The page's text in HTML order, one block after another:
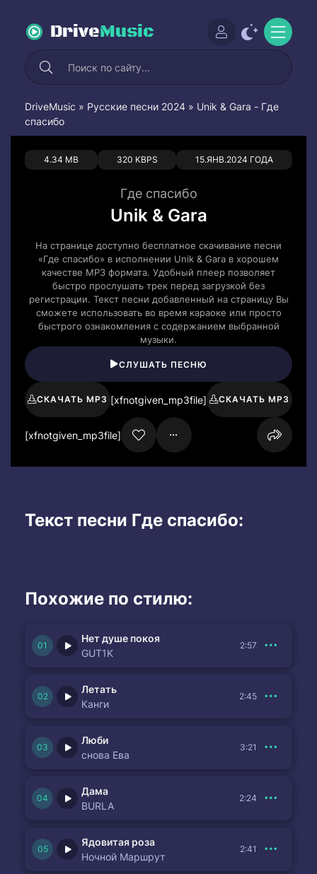
DriveMusic
DriveMusic » Русские песни 2024 » Unik & Gara - Где
спасибо
4.34 MB 320 KBPS 15.ЯНВ.2024 ГОДА
0 0
Где спасибо
Unik & Gara
На странице доступно бесплатное скачивание песни
«Где спасибо» в исполнении Unik & Gara в хорошем
качестве MP3 формата. Удобный плеер позволяет
быстро прослушать трек перед загрузкой без
регистрации. Текст песни добавленный на страницу Вы
сможете использовать во время караоке или просто
быстрого ознакомления с содержанием выбранной
музыки.
СЛУШАТЬ ПЕСНЮ
СКАЧАТЬ MP3 [xfnotgiven_mp3file] СКАЧАТЬ MP3
[xfnotgiven_mp3file]
Текст песни Где спасибо:
Похожие по стилю:
Нет душе покоя
GUT1K
2:57
Летать
Канги
2:45
Люби
снова Ева
3:21
Дама
BURLA
2:24
Ядовитая роза
Ночной Маршрут
2:41